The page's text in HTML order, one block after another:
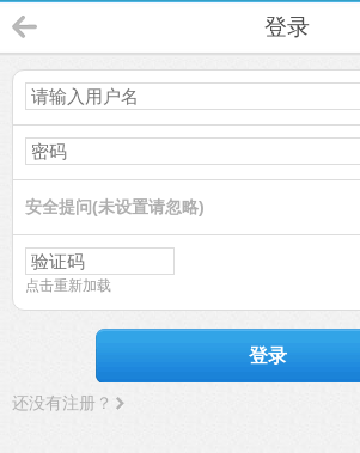
登录
安全提问(未设置请忽略)
点击重新加载
登录
还没有注册？